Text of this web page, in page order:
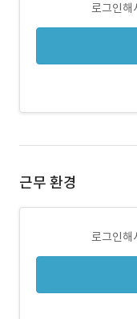
로그인해
근무 환경
로그인해